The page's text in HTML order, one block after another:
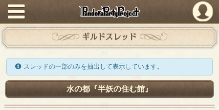
PandoraPartyProject
ギルドスレッド
スレッドの一部のみを抽出して表示しています。
水の都『半妖の住む館』